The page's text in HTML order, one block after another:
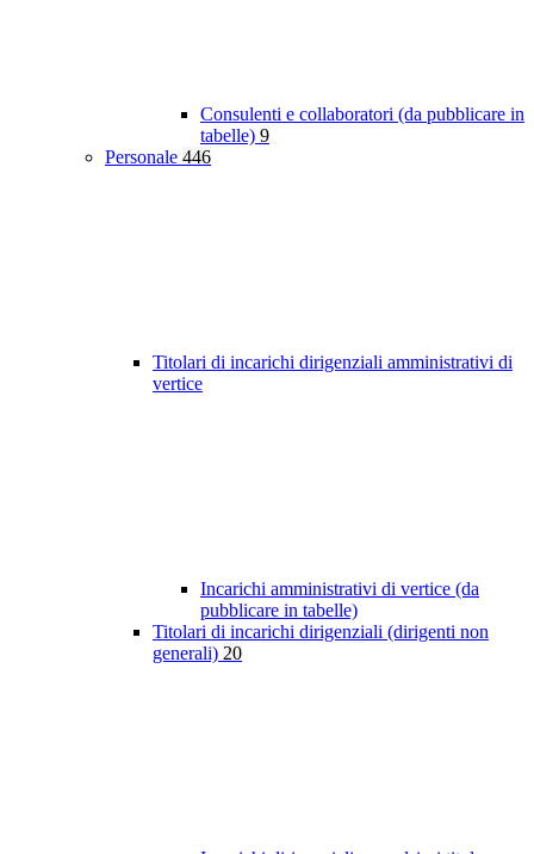
Consulenti e collaboratori (da pubblicare in
tabelle) 9
Personale 446
Titolari di incarichi dirigenziali amministrativi di
vertice
Incarichi amministrativi di vertice (da
pubblicare in tabelle)
Titolari di incarichi dirigenziali (dirigenti non
generali) 20